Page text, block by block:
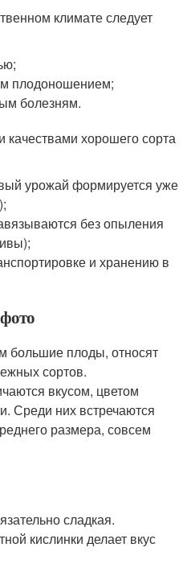
климате следует
плодоношением;
болезням.
хорошего сорта
урожай формируется уже
без опыления
и хранению в
плоды, относят
сортов.
вкусом, цветом
Среди них встречаются
размера, совсем
сладкая.
кислинки делает вкус